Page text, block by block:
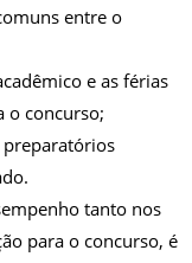
entre o
e as férias
o concurso;
preparatórios
tanto nos
para o concurso, é